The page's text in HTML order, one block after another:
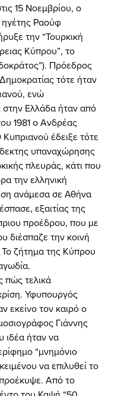
15 Νοεμβρίου, ο
ηγέτης Ραούφ
την “Τουρκική
Κύπρου”, το
Πρόεδρος
τότε ήταν
ενώ
Ελλάδα ήταν από
1981 ο Ανδρέας
έδειξε τότε
υπαναχώρησης
πλευράς, κάτι που
την ελληνική
ανάμεσα σε Αθήνα
εξαιτίας της
προέδρου, που με
διέσπαζε την κοινή
Το ζήτημα της Κύπρου
Υφυπουργός
εκείνο τον καιρό ο
Γιάννης
ιδέα ήταν να
“μνημόνιο
να επιλυθεί το
Από το